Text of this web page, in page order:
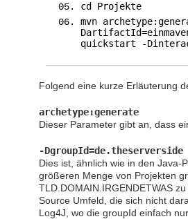
cd Projekte
mvn
quickstart -
Folgend eine kurze Erläuterung
archetype:generate
Dieser Parameter gibt an, dass
-DgroupId=de.theserverside
Dies ist, ähnlich wie in den
größeren Menge von Projekten
TLD.DOMAIN.IRGENDETWAS
Source Umfeld, die sich nicht
Log4J, wo die groupId einfach nur